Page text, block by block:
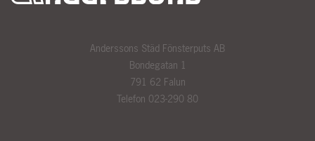
Anderssons Städ Fönsterputs AB
Bondegatan 1
791 62 Falun
Telefon 023-290 80